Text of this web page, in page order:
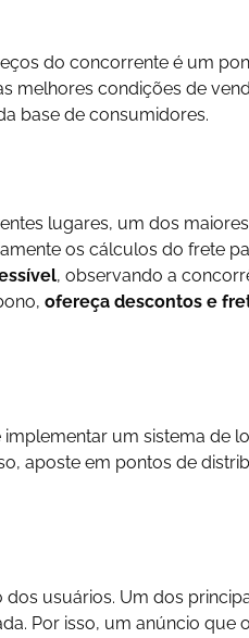
do concorrente é um
melhores condições de
base de consumidores.
lugares, um dos
os cálculos do frete
, observando a
ofereça descontos e
um sistema de
aposte em pontos de
usuários. Um dos
Por isso, um anúncio que